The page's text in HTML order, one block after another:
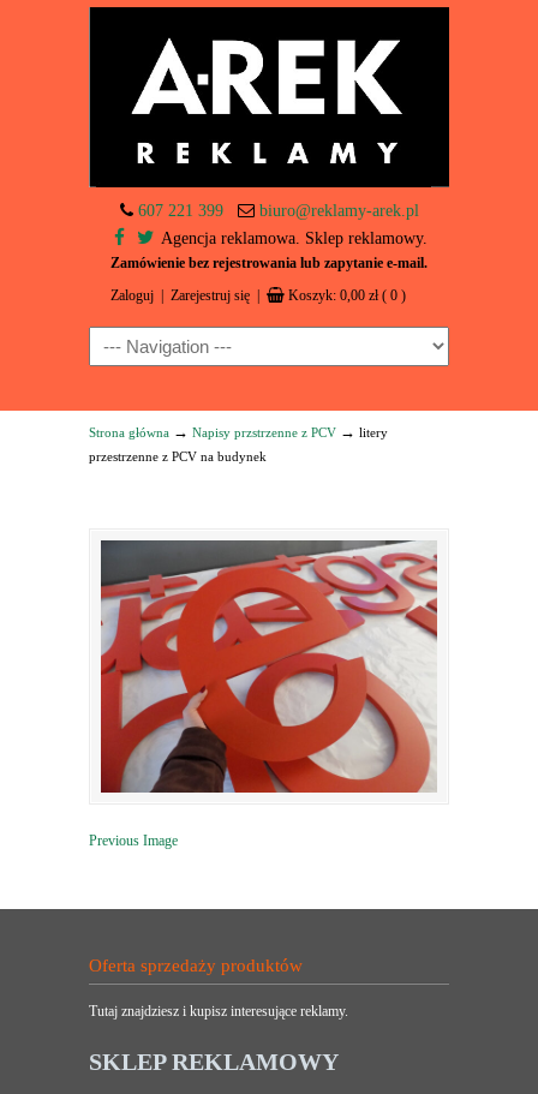
607 221 399
biuro@reklamy-arek.pl
Agencja reklamowa. Sklep reklamowy.
Zamówienie bez rejestrowania lub zapytanie e-mail.
Zaloguj Zarejestruj się Koszyk: 0,00 zł ( 0 )
Navigation
Strona główna → Napisy przstrzenne z PCV → litery
przestrzenne z PCV na budynek
Previous Image
Oferta sprzedaży produktów
Tutaj znajdziesz i kupisz interesujące reklamy.
SKLEP REKLAMOWY